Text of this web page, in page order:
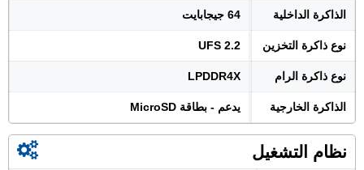
الذاكرة الداخلية 64 جيجابايت
نوع ذاكرة التخزين UFS 2.2
نوع ذاكرة الرام LPDDR4X
الذاكرة الخارجية يدعم - بطاقة MicroSD
نظام التشغيل